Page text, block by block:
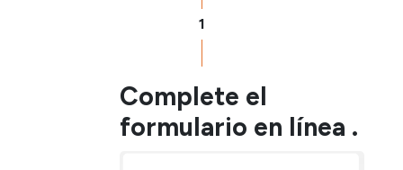
1
Complete el
formulario en línea .